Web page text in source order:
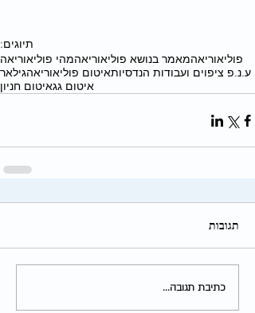
תיוגים:
פוליאוריאהמאמר בנושא פוליאוריאהמהי פוליאוריאה
ע.נ.פ ציפוים ועבודות הנדסיותאיטום פוליאוריאהגילאר
איטום גגאיטום חניון
תגובות
כתיבת תגובה...